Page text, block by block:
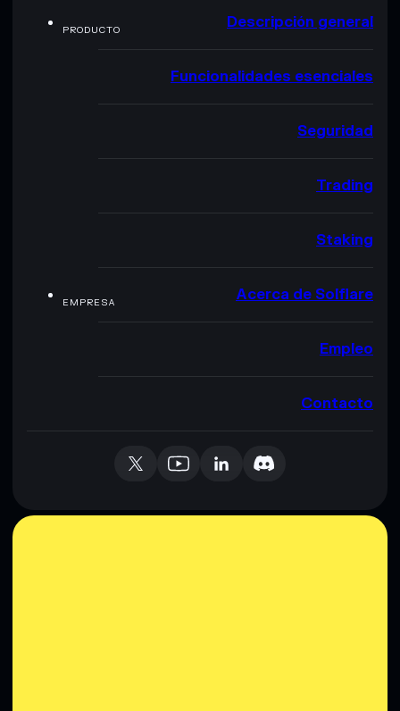
PRODUCTO Descripción general
Funcionalidades esenciales
Seguridad
Trading
Staking
EMPRESA Acerca de Solflare
Empleo
Contacto